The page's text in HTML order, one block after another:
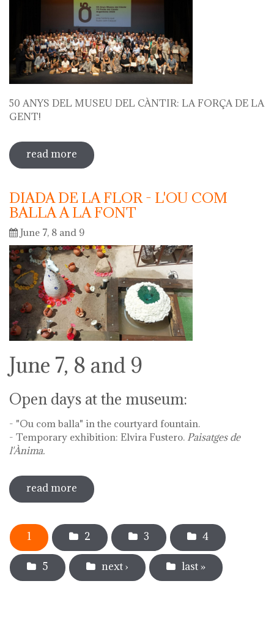
50 ANYS DEL MUSEU DEL CÀNTIR: LA FORÇA DE LA
GENT!
read more sobre 50 anys del museu del càntir: la
força de la gent!
DIADA DE LA FLOR - L'OU COM
BALLA A LA FONT
June 7, 8 and 9
June 7, 8 and 9
Open days at the museum:
- "Ou com balla" in the courtyard fountain.
- Temporary exhibition: Elvira Fustero. Paisatges de
l'Ànima.
read more sobre diada de la flor - l'ou com balla a
la font
Pages
1 2 3 4
5 next › last »